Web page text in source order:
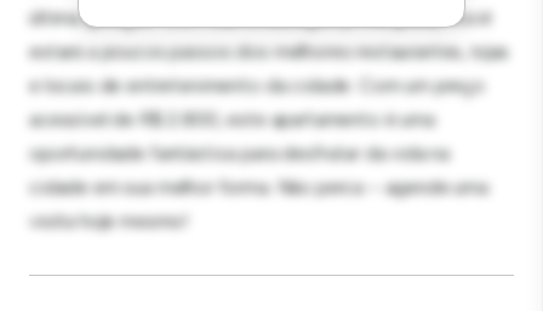
última geração. Com sua localização privilegiada, você
estará a poucos passos dos melhores restaurantes, lojas
e locais de entretenimento da cidade. Com um preço
acessível de R$ 2.800, este apartamento é uma
oportunidade fantástica para desfrutar da vida na
cidade em sua melhor forma. Não perca – agende uma
visita hoje mesmo!